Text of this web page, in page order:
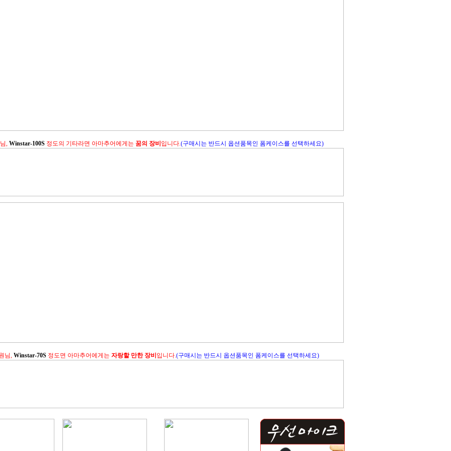
, Winstar-100S 정도의 기타라면 아마추어에게는 꿈의 장비 입니다.(구매시는 반드시 옵션품목인 폼케이스를 선택하세요)
님, Winstar-70S 정도면 아마추어에게는 자랑할 만한 장비 입니다.(구매시는 반드시 옵션품목인 폼케이스를 선택하세요)